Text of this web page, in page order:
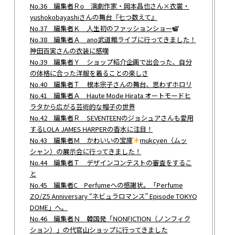
No.36 編集者Ｒo 演劇作家・岡本昌也さん×衣裳・
yushokobayashiさんの舞台『七つ数えて』
No.37 編集者Ｋ 人生初のファッションショー
No.38 編集者Ａ ano武道館ライブに行ってきました！
神田百実さんの衣装に感嘆
No.39 編集者Ｙ ショップ紹介企画で出会った、自分
の体格に合った洋服を着ることの楽しさ
No.40 編集者Ｔ 根本宗子さんの舞台、思わずホロリ
No.41 編集者Ａ Haute Mode Hirata オートモードヒ
ラタから広がる芸術的な帽子の世界
No.42 編集者Ｒ SEVENTEENのジョシュアさんも愛用
するLOLA JAMES HARPERの香水に注目！
No.43 編集者Ｍ かわいいの宝庫
mukcyen（ムッ
シャン）の展示会に行ってきました！
No.44 編集者Ｔ デザインコンテストの審査をするこ
と
No.45 編集者C Perfumeへの感謝状。「Perfume
ZO/Z5 Anniversary “ネビュラロマンス” Episode TOKYO
DOME」へ。
No.46 編集者Ｎ 韓国発「NONFICTION（ノンフィク
ション）」の代官山ショップに行ってきました